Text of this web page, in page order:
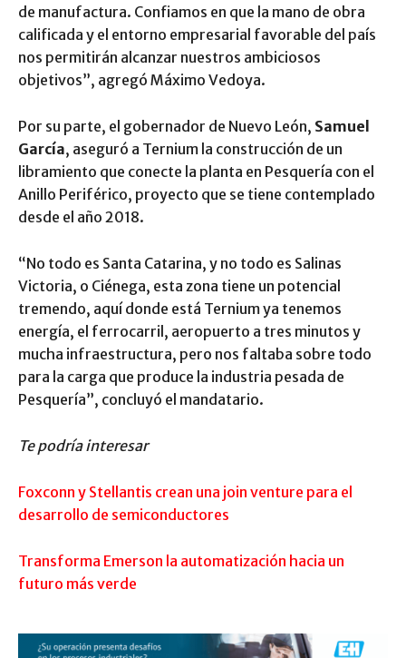
de manufactura. Confiamos en que la mano de obra
calificada y el entorno empresarial favorable del país
nos permitirán alcanzar nuestros ambiciosos
objetivos”, agregó Máximo Vedoya.
Por su parte, el gobernador de Nuevo León, Samuel
García, aseguró a Ternium la construcción de un
libramiento que conecte la planta en Pesquería con el
Anillo Periférico, proyecto que se tiene contemplado
desde el año 2018.
“No todo es Santa Catarina, y no todo es Salinas
Victoria, o Ciénega, esta zona tiene un potencial
tremendo, aquí donde está Ternium ya tenemos
energía, el ferrocarril, aeropuerto a tres minutos y
mucha infraestructura, pero nos faltaba sobre todo
para la carga que produce la industria pesada de
Pesquería”, concluyó el mandatario.
Te podría interesar
Foxconn y Stellantis crean una join venture para el
desarrollo de semiconductores
Transforma Emerson la automatización hacia un
futuro más verde